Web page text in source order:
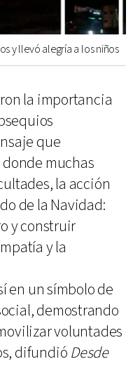
y llevó alegría a los niños
la importancia
que
muchas
la acción
de la Navidad:
y construir
y la
en un símbolo de
demostrando
voluntades
difundió Desde